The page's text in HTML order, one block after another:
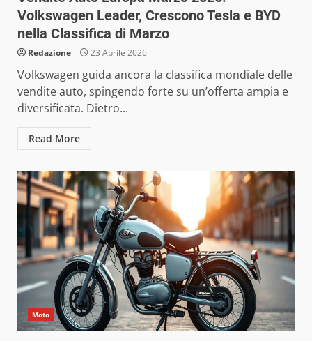
Volkswagen Leader, Crescono Tesla e BYD
nella Classifica di Marzo
Redazione 23 Aprile 2026
Volkswagen guida ancora la classifica mondiale delle
vendite auto, spingendo forte su un’offerta ampia e
diversificata. Dietro...
Read More
Moto